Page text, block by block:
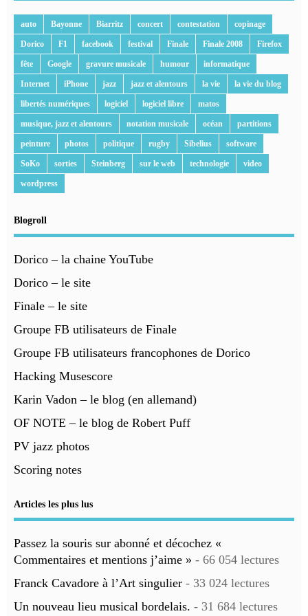
auto Bayonne Biarritz concert contestation copinage
Dorico F1 facebook festival Finale Finale 2008 Firefox
fête Google gravure musicale humour informatique
Internet iPhone jazz jazz et alentours la vie la vie du blog
libertés numériques logiciel logiciel libre matos
musique, jazz et alentours notation musicale océan partitions
peinture photos politique rugby Sibelius software
SoKo sorties Steinberg sur le web technologie video
wordpress
Blogroll
Dorico – la chaine YouTube
Dorico – le site
Finale – le site
Groupe FB utilisateurs de Finale
Groupe FB utilisateurs francophones de Dorico
Hacking Musescore
Karin Vadon – le blog (en allemand)
OF NOTE – le blog de Robert Puff
PV jazz photos
Scoring notes
Articles les plus lus
Passez la souris sur abonné et décochez «
Commentaires et mentions j’aime » - 66 054 lectures
Franck Cavadore à l’Art singulier - 33 024 lectures
Un nouveau lieu musical bordelais. - 31 684 lectures